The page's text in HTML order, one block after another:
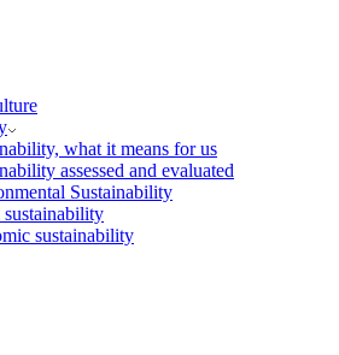
what it means for us
assessed and evaluated
Sustainability
sustainability
sustainability